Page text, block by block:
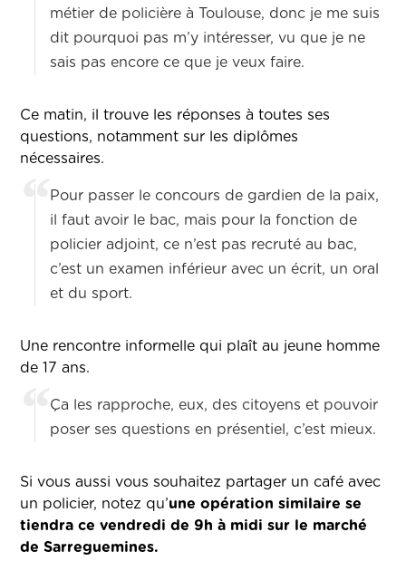
métier de policière à Toulouse, donc je me suis
dit pourquoi pas m’y intéresser, vu que je ne
sais pas encore ce que je veux faire.
Ce matin, il trouve les réponses à toutes ses
questions, notamment sur les diplômes
nécessaires.
Pour passer le concours de gardien de la paix,
il faut avoir le bac, mais pour la fonction de
policier adjoint, ce n’est pas recruté au bac,
c’est un examen inférieur avec un écrit, un oral
et du sport.
Une rencontre informelle qui plaît au jeune homme
de 17 ans.
Ça les rapproche, eux, des citoyens et pouvoir
poser ses questions en présentiel, c’est mieux.
Si vous aussi vous souhaitez partager un café avec
un policier, notez qu’une opération similaire se
tiendra ce vendredi de 9h à midi sur le marché
de Sarreguemines.